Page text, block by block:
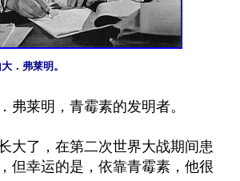
．弗莱明。
弗莱明，青霉素的发明者。
大了，在第二次世界大战期间患
但幸运的是，依靠青霉素，他很